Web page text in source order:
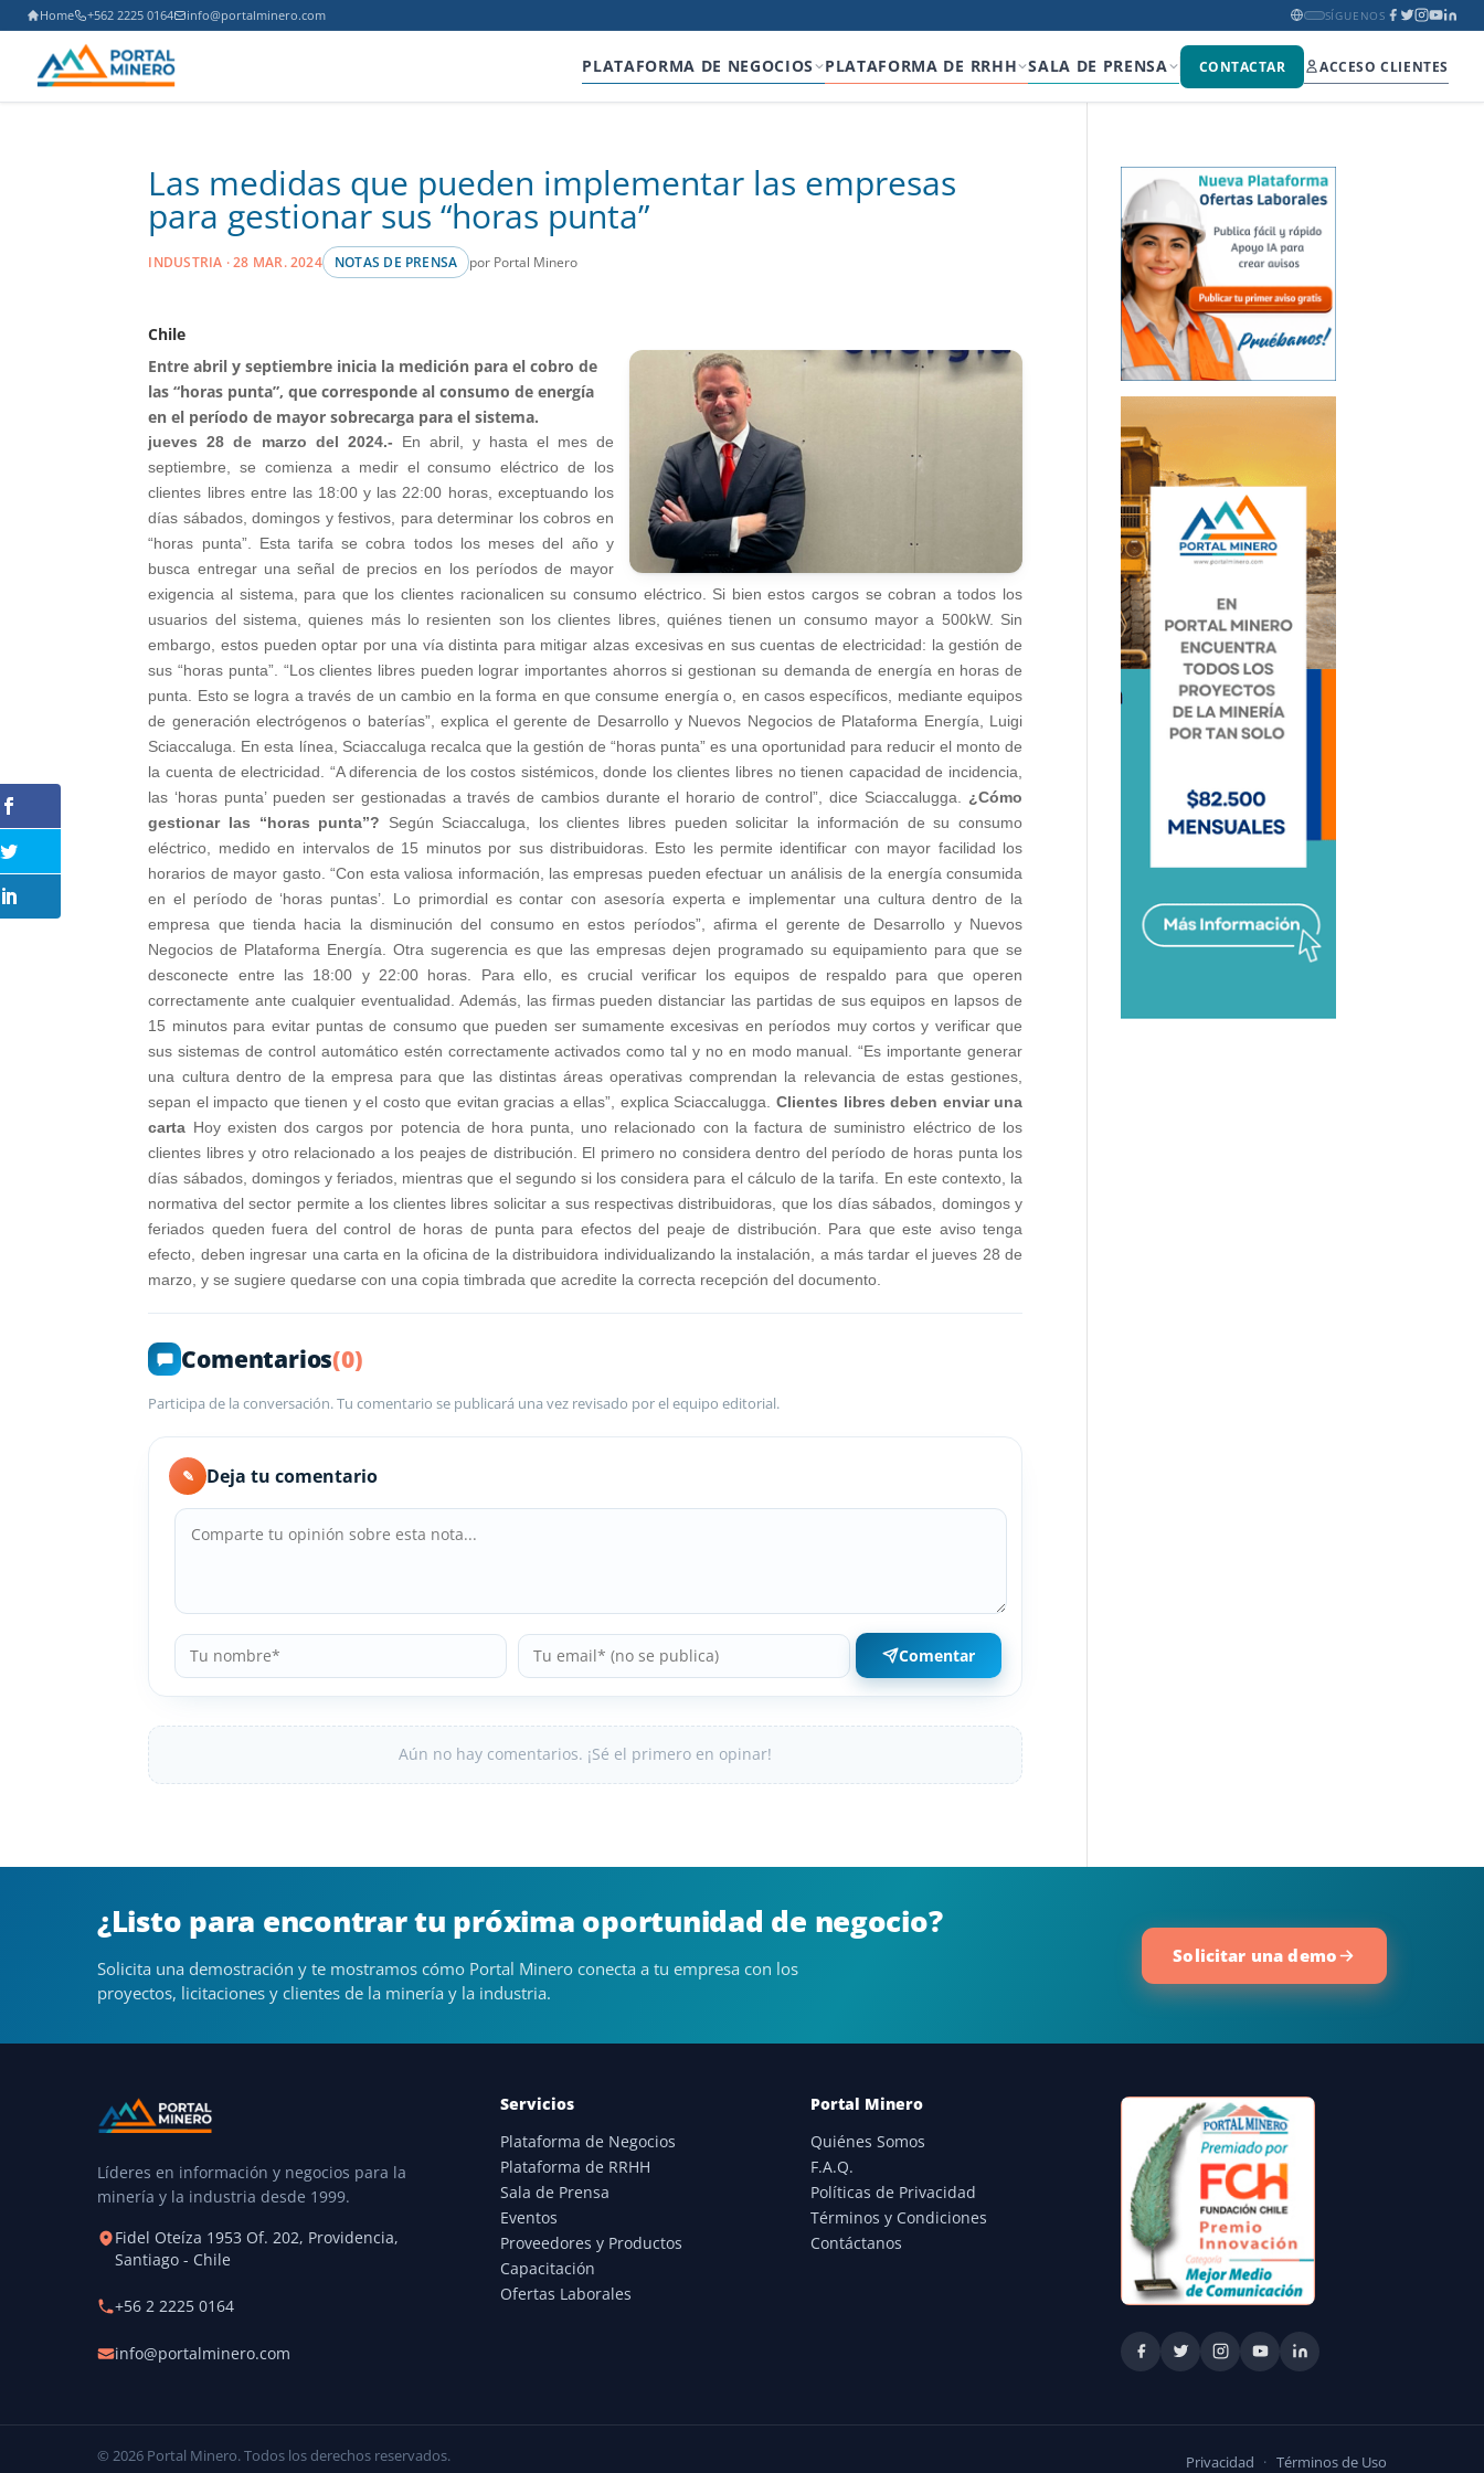
Home +562 2225 0164 info@portalminero.com SÍGUENOS
PLATAFORMA DE NEGOCIOS PLATAFORMA DE RRHH SALA DE PRENSA CONTACTAR ACCESO CLIENTES
Las medidas que pueden implementar las empresas
para gestionar sus “horas punta”
INDUSTRIA · 28 MAR. 2024 NOTAS DE PRENSA por Portal Minero
Chile
Entre abril y septiembre inicia la medición para el cobro de
las “horas punta”, que corresponde al consumo de energía
en el período de mayor sobrecarga para el sistema.
jueves 28 de marzo del 2024.- En abril, y hasta el mes de
septiembre, se comienza a medir el consumo eléctrico de los
clientes libres entre las 18:00 y las 22:00 horas, exceptuando los
días sábados, domingos y festivos, para determinar los cobros en
“horas punta”. Esta tarifa se cobra todos los meses del año y
busca entregar una señal de precios en los períodos de mayor
exigencia al sistema, para que los clientes racionalicen su consumo eléctrico. Si bien estos cargos se cobran a todos los
usuarios del sistema, quienes más lo resienten son los clientes libres, quiénes tienen un consumo mayor a 500kW. Sin
embargo, estos pueden optar por una vía distinta para mitigar alzas excesivas en sus cuentas de electricidad: la gestión de
sus “horas punta”. “Los clientes libres pueden lograr importantes ahorros si gestionan su demanda de energía en horas de
punta. Esto se logra a través de un cambio en la forma en que consume energía o, en casos específicos, mediante equipos
de generación electrógenos o baterías”, explica el gerente de Desarrollo y Nuevos Negocios de Plataforma Energía, Luigi
Sciaccaluga. En esta línea, Sciaccaluga recalca que la gestión de “horas punta” es una oportunidad para reducir el monto de
la cuenta de electricidad. “A diferencia de los costos sistémicos, donde los clientes libres no tienen capacidad de incidencia,
las ‘horas punta’ pueden ser gestionadas a través de cambios durante el horario de control”, dice Sciaccalugga. ¿Cómo
gestionar las “horas punta”? Según Sciaccaluga, los clientes libres pueden solicitar la información de su consumo
eléctrico, medido en intervalos de 15 minutos por sus distribuidoras. Esto les permite identificar con mayor facilidad los
horarios de mayor gasto. “Con esta valiosa información, las empresas pueden efectuar un análisis de la energía consumida
en el período de ‘horas puntas’. Lo primordial es contar con asesoría experta e implementar una cultura dentro de la
empresa que tienda hacia la disminución del consumo en estos períodos”, afirma el gerente de Desarrollo y Nuevos
Negocios de Plataforma Energía. Otra sugerencia es que las empresas dejen programado su equipamiento para que se
desconecte entre las 18:00 y 22:00 horas. Para ello, es crucial verificar los equipos de respaldo para que operen
correctamente ante cualquier eventualidad. Además, las firmas pueden distanciar las partidas de sus equipos en lapsos de
15 minutos para evitar puntas de consumo que pueden ser sumamente excesivas en períodos muy cortos y verificar que
sus sistemas de control automático estén correctamente activados como tal y no en modo manual. “Es importante generar
una cultura dentro de la empresa para que las distintas áreas operativas comprendan la relevancia de estas gestiones,
sepan el impacto que tienen y el costo que evitan gracias a ellas”, explica Sciaccalugga. Clientes libres deben enviar una
carta Hoy existen dos cargos por potencia de hora punta, uno relacionado con la factura de suministro eléctrico de los
clientes libres y otro relacionado a los peajes de distribución. El primero no considera dentro del período de horas punta los
días sábados, domingos y feriados, mientras que el segundo si los considera para el cálculo de la tarifa. En este contexto, la
normativa del sector permite a los clientes libres solicitar a sus respectivas distribuidoras, que los días sábados, domingos y
feriados queden fuera del control de horas de punta para efectos del peaje de distribución. Para que este aviso tenga
efecto, deben ingresar una carta en la oficina de la distribuidora individualizando la instalación, a más tardar el jueves 28 de
marzo, y se sugiere quedarse con una copia timbrada que acredite la correcta recepción del documento.
Comentarios(0)
Participa de la conversación. Tu comentario se publicará una vez revisado por el equipo editorial.
✎ Deja tu comentario
Comentar
Aún no hay comentarios. ¡Sé el primero en opinar!
¿Listo para encontrar tu próxima oportunidad de negocio?
Solicita una demostración y te mostramos cómo Portal Minero conecta a tu empresa con los
proyectos, licitaciones y clientes de la minería y la industria.
Solicitar una demo
Líderes en información y negocios para la
minería y la industria desde 1999.
Fidel Oteíza 1953 Of. 202, Providencia,
Santiago - Chile
+56 2 2225 0164
info@portalminero.com
Servicios
Plataforma de Negocios
Plataforma de RRHH
Sala de Prensa
Eventos
Proveedores y Productos
Capacitación
Ofertas Laborales
Portal Minero
Quiénes Somos
F.A.Q.
Políticas de Privacidad
Términos y Condiciones
Contáctanos
© 2026 Portal Minero. Todos los derechos reservados. Privacidad · Términos de Uso